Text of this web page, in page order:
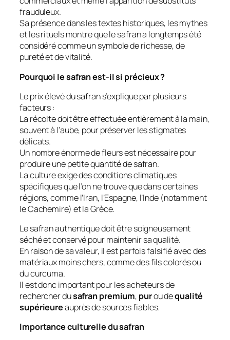
frauduleux.
Sa présence dans les textes historiques, les mythes
et les rituels montre que le safran a longtemps été
considéré comme un symbole de richesse, de
pureté et de vitalité.
Pourquoi le safran est-il si précieux ?
Le prix élevé du safran s’explique par plusieurs
facteurs :
La récolte doit être effectuée entièrement à la main,
souvent à l’aube, pour préserver les stigmates
délicats.
Un nombre énorme de fleurs est nécessaire pour
produire une petite quantité de safran.
La culture exige des conditions climatiques
spécifiques que l’on ne trouve que dans certaines
régions, comme l’Iran, l’Espagne, l’Inde (notamment
le Cachemire) et la Grèce.
Le safran authentique doit être soigneusement
séché et conservé pour maintenir sa qualité.
En raison de sa valeur, il est parfois falsifié avec des
matériaux moins chers, comme des fils colorés ou
du curcuma.
Il est donc important pour les acheteurs de
rechercher dusafran premium, purou dequalité
supérieureauprès de sources fiables.
Importance culturelle du safran